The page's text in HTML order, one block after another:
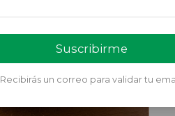
Suscribirme
Recibirás un correo para validar tu